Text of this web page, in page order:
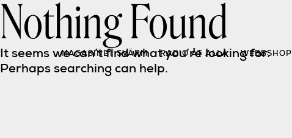
to
content
MAGASINET SVÄRM RADIO ÅT ALLA WEBBSHOP
Nothing Found
It seems we can’t find what you’re looking for.
Perhaps searching can help.